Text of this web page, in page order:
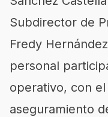
Subdirector de
Fredy
personal
operativo, con
aseguramiento